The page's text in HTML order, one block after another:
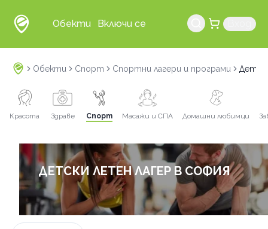
Обекти Включи се
Обекти Спорт Спортни лагери и програми
Красота Здраве Спорт Масажи и СПА Домашни любимци
ДЕТСКИ ЛЕТЕН ЛАГЕР В СОФИЯ